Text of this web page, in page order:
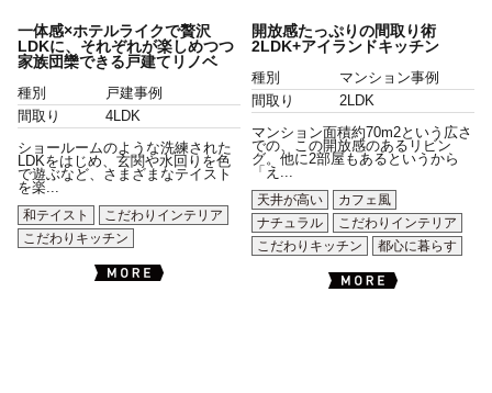
一体感×ホテルライクで贅沢
LDKに、それぞれが楽しめつつ
家族団欒できる戸建てリノベ
種別
戸建事例
間取り
4LDK
ショールームのような洗練された
LDKをはじめ、玄関や水回りを色
で遊ぶなど、さまざまなテイスト
を楽...
和テイスト
こだわりインテリア
こだわりキッチン
開放感たっぷりの間取り術
2LDK+アイランドキッチン
種別
マンション事例
間取り
2LDK
マンション面積約70m2という広さ
での、この開放感のあるリビン
グ。他に2部屋もあるというから
「え...
天井が高い
カフェ風
ナチュラル
こだわりインテリア
こだわりキッチン
都心に暮らす